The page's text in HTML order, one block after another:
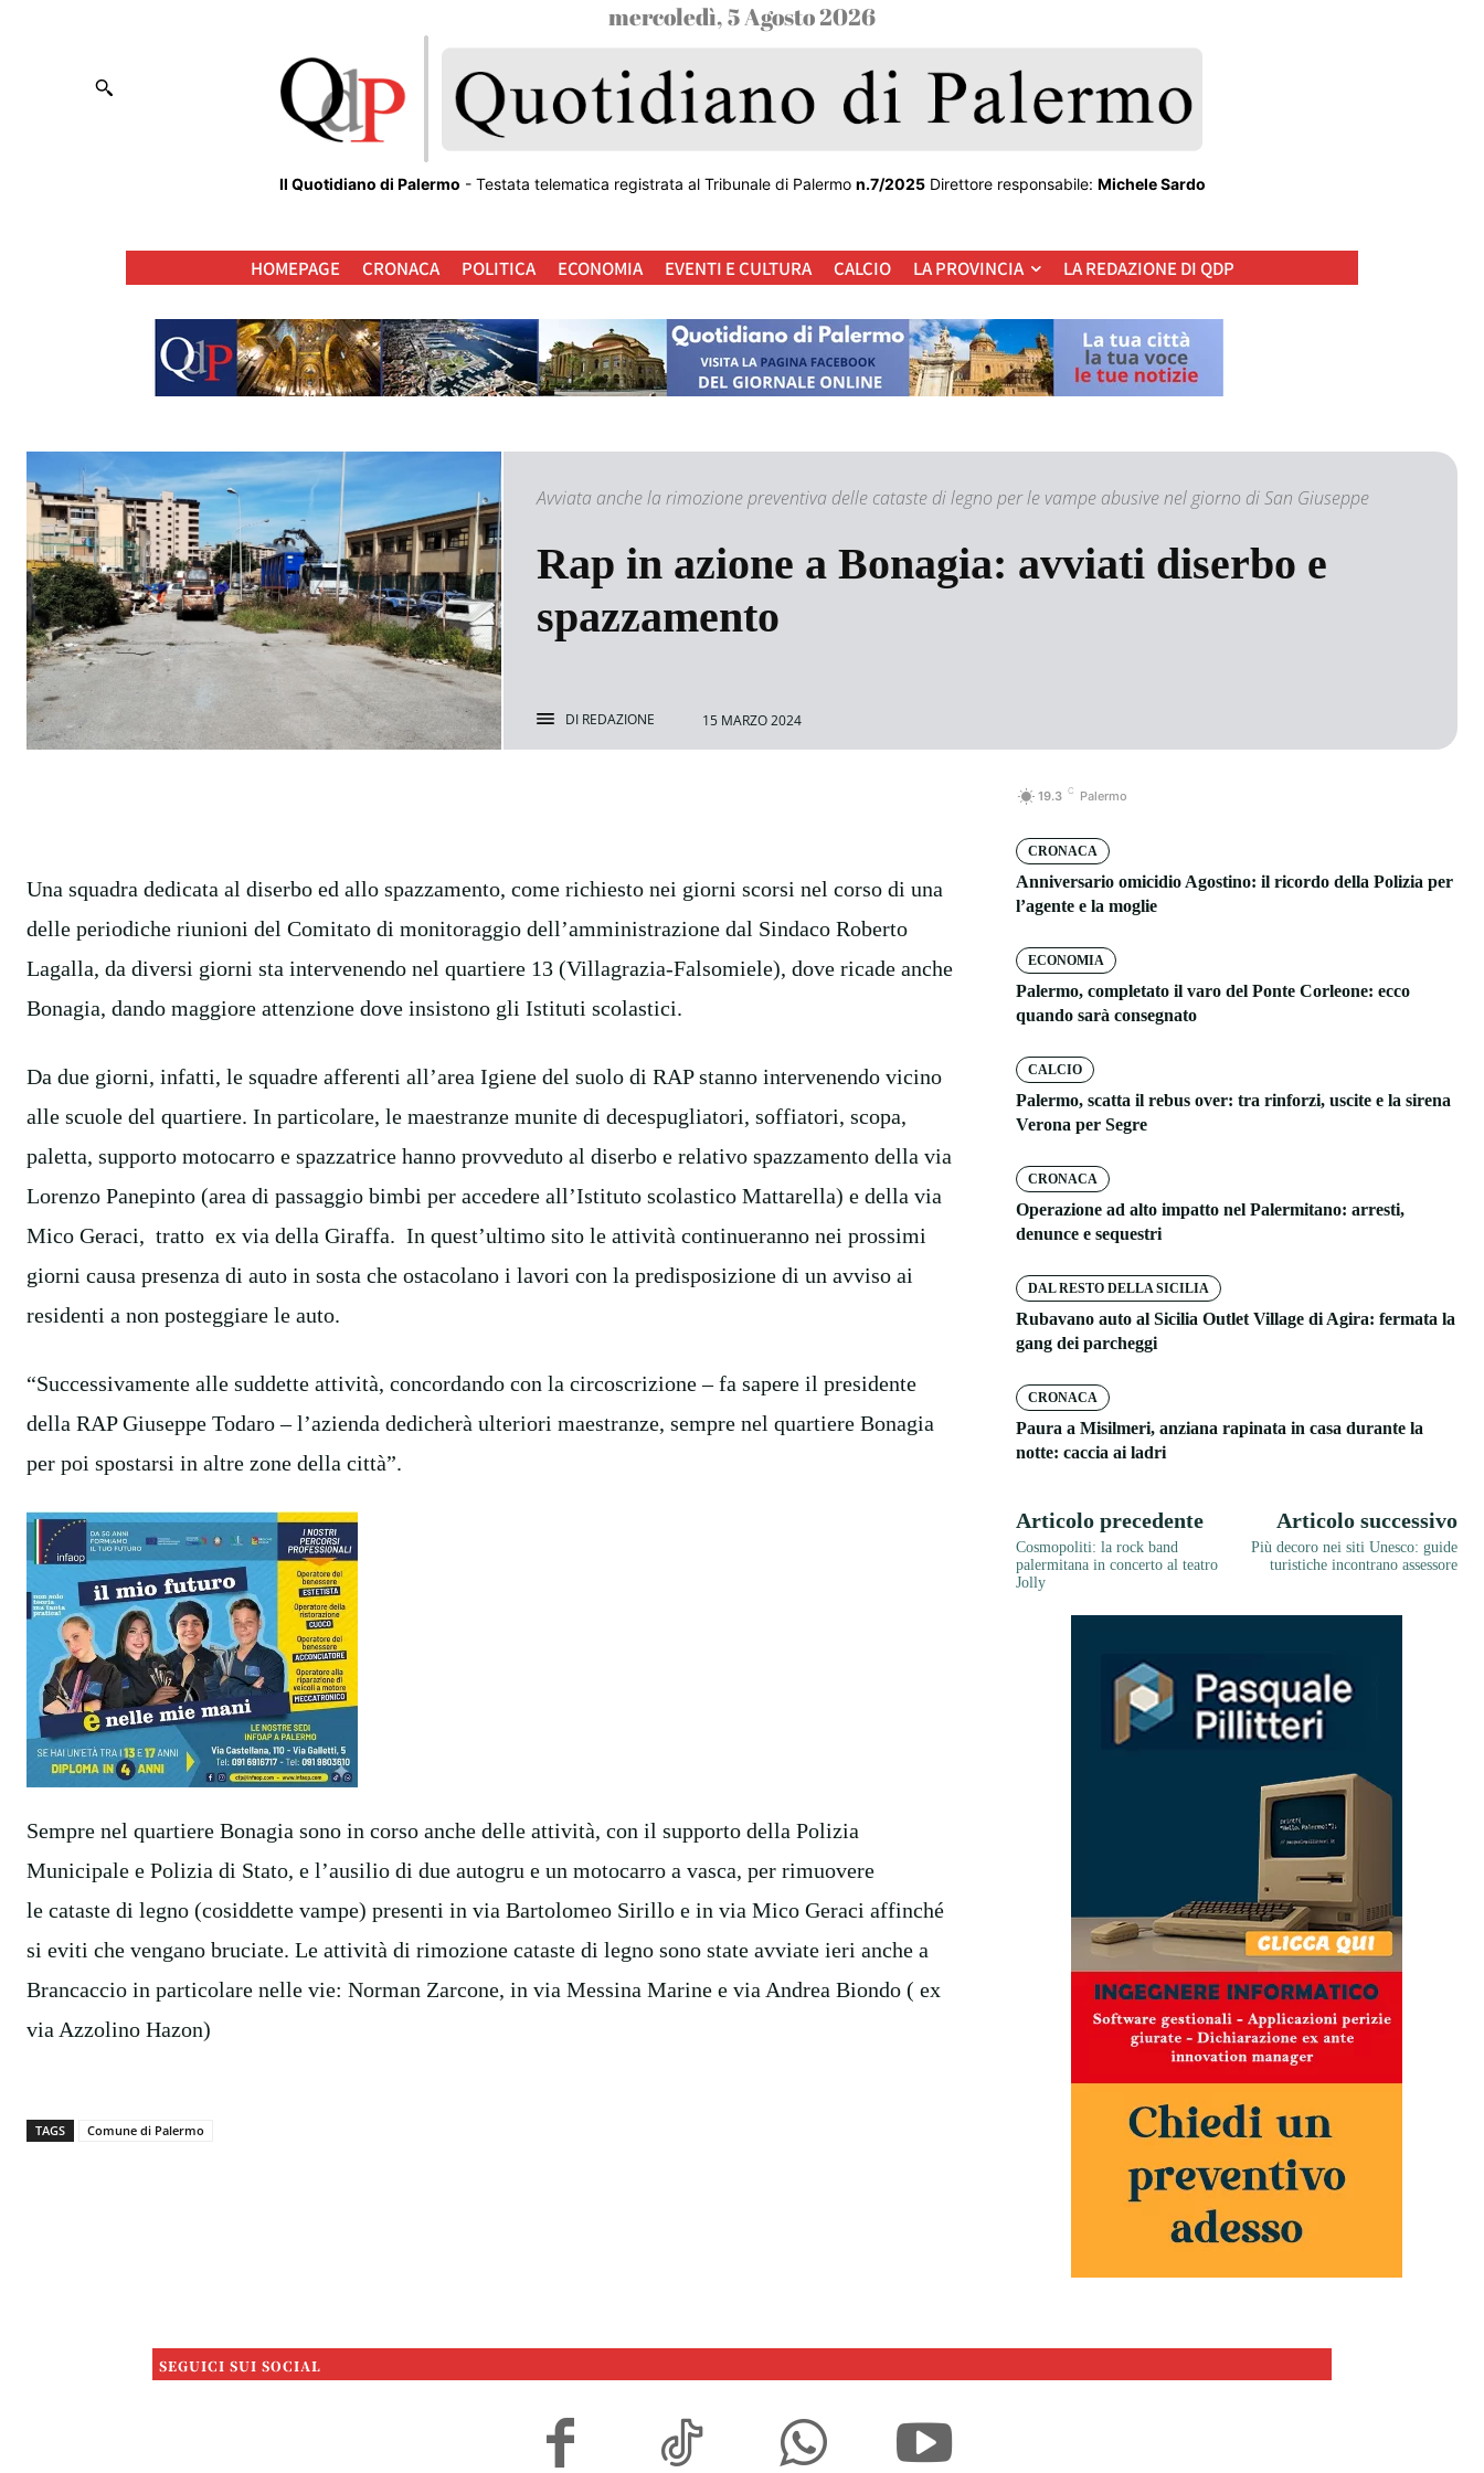
mercoledì, 5 Agosto 2026
Il Quotidiano di Palermo - Testata telematica registrata al Tribunale di Palermo n.7/2025Direttore responsabile: Michele Sardo
HOMEPAGE CRONACA POLITICA ECONOMIA EVENTI E CULTURA CALCIO LA PROVINCIA LA REDAZIONE DI QDP
Avviata anche la rimozione preventiva delle cataste di legno per le vampe abusive nel giorno di San Giuseppe
Rap in azione a Bonagia: avviati diserbo e
spazzamento
DI REDAZIONE 15 MARZO 2024
Una squadra dedicata al diserbo ed allo spazzamento, come richiesto nei giorni scorsi nel corso di una
delle periodiche riunioni del Comitato di monitoraggio dell’amministrazione dal Sindaco Roberto
Lagalla, da diversi giorni sta intervenendo nel quartiere 13 (Villagrazia-Falsomiele), dove ricade anche
Bonagia, dando maggiore attenzione dove insistono gli Istituti scolastici.
Da due giorni, infatti, le squadre afferenti all’area Igiene del suolo di RAP stanno intervenendo vicino
alle scuole del quartiere. In particolare, le maestranze munite di decespugliatori, soffiatori, scopa,
paletta, supporto motocarro e spazzatrice hanno provveduto al diserbo e relativo spazzamento della via
Lorenzo Panepinto (area di passaggio bimbi per accedere all’Istituto scolastico Mattarella) e della via
Mico Geraci, tratto ex via della Giraffa. In quest’ultimo sito le attività continueranno nei prossimi
giorni causa presenza di auto in sosta che ostacolano i lavori con la predisposizione di un avviso ai
residenti a non posteggiare le auto.
“Successivamente alle suddette attività, concordando con la circoscrizione – fa sapere il presidente
della RAP Giuseppe Todaro – l’azienda dedicherà ulteriori maestranze, sempre nel quartiere Bonagia
per poi spostarsi in altre zone della città”.
Sempre nel quartiere Bonagia sono in corso anche delle attività, con il supporto della Polizia
Municipale e Polizia di Stato, e l’ausilio di due autogru e un motocarro a vasca, per rimuovere
le cataste di legno (cosiddette vampe) presenti in via Bartolomeo Sirillo e in via Mico Geraci affinché
si eviti che vengano bruciate. Le attività di rimozione cataste di legno sono state avviate ieri anche a
Brancaccio in particolare nelle vie: Norman Zarcone, in via Messina Marine e via Andrea Biondo ( ex
via Azzolino Hazon)
TAGS Comune di Palermo
19.3 C Palermo
CRONACA
Anniversario omicidio Agostino: il ricordo della Polizia per
l’agente e la moglie
ECONOMIA
Palermo, completato il varo del Ponte Corleone: ecco
quando sarà consegnato
CALCIO
Palermo, scatta il rebus over: tra rinforzi, uscite e la sirena
Verona per Segre
CRONACA
Operazione ad alto impatto nel Palermitano: arresti,
denunce e sequestri
DAL RESTO DELLA SICILIA
Rubavano auto al Sicilia Outlet Village di Agira: fermata la
gang dei parcheggi
CRONACA
Paura a Misilmeri, anziana rapinata in casa durante la
notte: caccia ai ladri
Articolo precedente
Cosmopoliti: la rock band
palermitana in concerto al teatro
Jolly
Articolo successivo
Più decoro nei siti Unesco: guide
turistiche incontrano assessore
SEGUICI SUI SOCIAL